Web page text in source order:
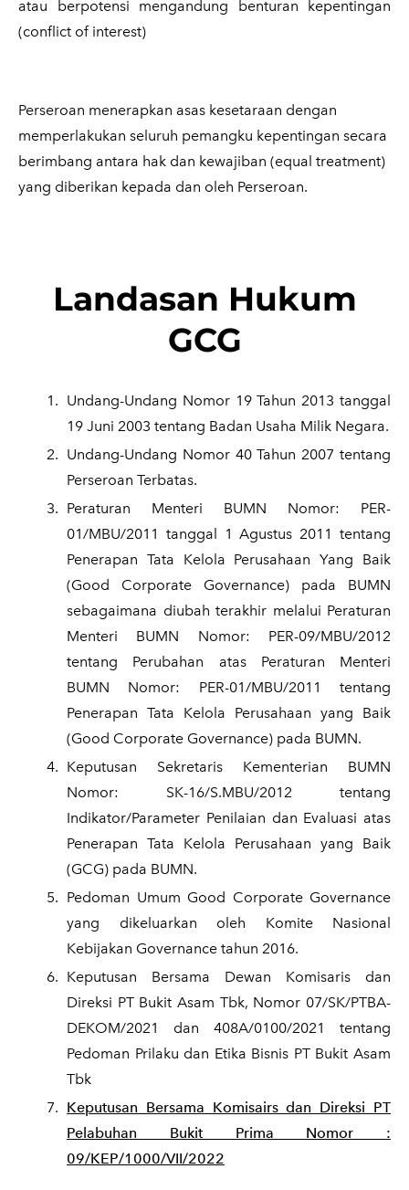
atau berpotensi mengandung benturan kepentingan
(conflict of interest)
Perseroan menerapkan asas kesetaraan dengan
memperlakukan seluruh pemangku kepentingan secara
berimbang antara hak dan kewajiban (equal treatment)
yang diberikan kepada dan oleh Perseroan.
Landasan Hukum
GCG
Undang-Undang Nomor 19 Tahun 2013 tanggal
19 Juni 2003 tentang Badan Usaha Milik Negara.
Undang-Undang Nomor 40 Tahun 2007 tentang
Perseroan Terbatas.
Peraturan Menteri BUMN Nomor: PER-
01/MBU/2011 tanggal 1 Agustus 2011 tentang
Penerapan Tata Kelola Perusahaan Yang Baik
(Good Corporate Governance) pada BUMN
sebagaimana diubah terakhir melalui Peraturan
Menteri BUMN Nomor: PER-09/MBU/2012
tentang Perubahan atas Peraturan Menteri
BUMN Nomor: PER-01/MBU/2011 tentang
Penerapan Tata Kelola Perusahaan yang Baik
(Good Corporate Governance) pada BUMN.
Keputusan Sekretaris Kementerian BUMN
Nomor: SK-16/S.MBU/2012 tentang
Indikator/Parameter Penilaian dan Evaluasi atas
Penerapan Tata Kelola Perusahaan yang Baik
(GCG) pada BUMN.
Pedoman Umum Good Corporate Governance
yang dikeluarkan oleh Komite Nasional
Kebijakan Governance tahun 2016.
Keputusan Bersama Dewan Komisaris dan
Direksi PT Bukit Asam Tbk, Nomor 07/SK/PTBA-
DEKOM/2021 dan 408A/0100/2021 tentang
Pedoman Prilaku dan Etika Bisnis PT Bukit Asam
Tbk
Keputusan Bersama Komisairs dan Direksi PT
Pelabuhan Bukit Prima Nomor :
09/KEP/1000/VII/2022